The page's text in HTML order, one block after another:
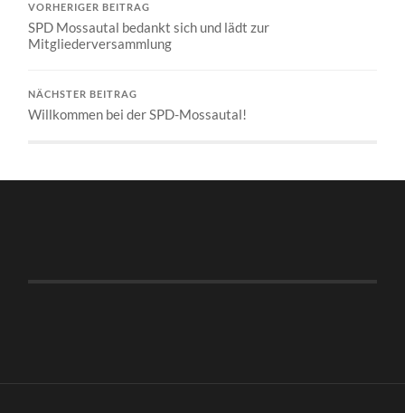
VORHERIGER BEITRAG
SPD Mossautal bedankt sich und lädt zur
Mitgliederversammlung
NÄCHSTER BEITRAG
Willkommen bei der SPD-Mossautal!